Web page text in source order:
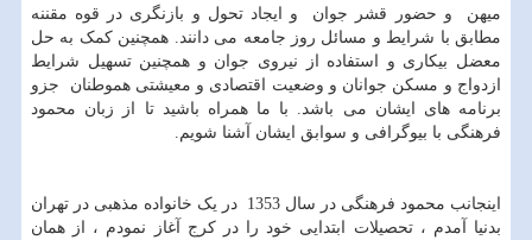
میهن و حضور قشر جوان و ایجاد تحول و بازنگری در قوه مقننه
مطابق با شرایط و مسائل روز جامعه می دانند. همچنین کمک به حل
معضل بیکاری و استفاده از نیروی جوان و همچنین تسهیل شرایط
ازدواج و مسکن جوانان و وضعیت اقتصادی و معیشتی هموطنان جزو
برنامه های ایشان می باشد. با ما همراه باشید تا از زبان محمود
فرهنگی با بیوگرافی و سوابق ایشان آشنا شویم.
اینجانب محمود فرهنگی در سال 1353 در یک خانواده مذهبی در تهران
بدنیا آمدم ، تحصیلات ابتدایی خود را در کرج آغاز نمودم ، از همان